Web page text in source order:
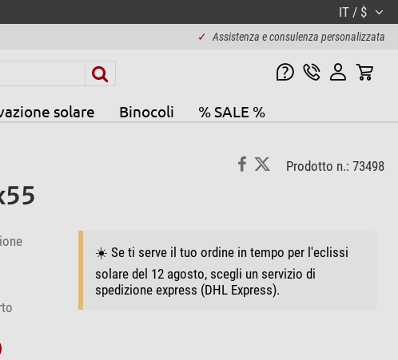
IT / $
✓ Assistenza e consulenza personalizzata
solare Binocoli % SALE %
Prodotto n.: 73498
☀️ Se ti serve il tuo ordine in tempo per l'eclissi
solare del 12 agosto, scegli un servizio di
spedizione express (DHL Express).